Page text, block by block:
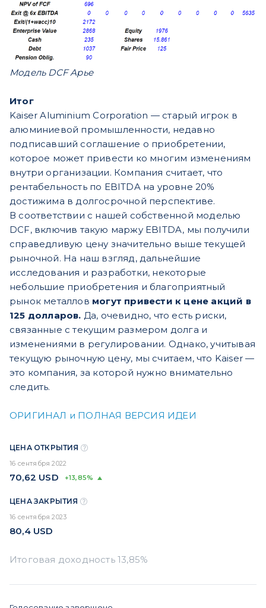
Модель DCF Арье
Итог
Kaiser Aluminium Corporation — старый игрок в
алюминиевой промышленности, недавно
подписавший соглашение о приобретении,
которое может привести ко многим изменениям
внутри организации. Компания считает, что
рентабельность по EBITDA на уровне 20%
достижима в долгосрочной перспективе.
В соответствии с нашей собственной моделью
DCF, включив такую маржу EBITDA, мы получили
справедливую цену значительно выше текущей
рыночной. На наш взгляд, дальнейшие
исследования и разработки, некоторые
небольшие приобретения и благоприятный
рынок металлов могут привести к цене акций в
125 долларов. Да, очевидно, что есть риски,
связанные с текущим размером долга и
изменениями в регулировании. Однако, учитывая
текущую рыночную цену, мы считаем, что Kaiser —
это компания, за которой нужно внимательно
следить.
ОРИГИНАЛ и ПОЛНАЯ ВЕРСИЯ ИДЕИ
ЦЕНА ОТКРЫТИЯ
16 сентября 2022
70,62 USD +13,85%
ЦЕНА ЗАКРЫТИЯ
16 сентября 2023
80,4 USD